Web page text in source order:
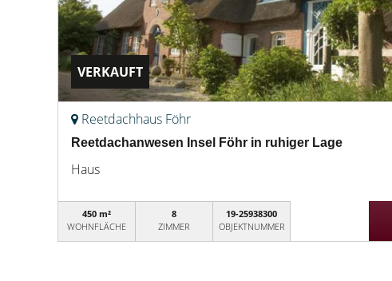
VERKAUFT
Reetdachhaus Föhr
Reetdachanwesen Insel Föhr in ruhiger Lage
Haus
450 m²
WOHNFLÄCHE
8
ZIMMER
19-25938300
OBJEKTNUMMER